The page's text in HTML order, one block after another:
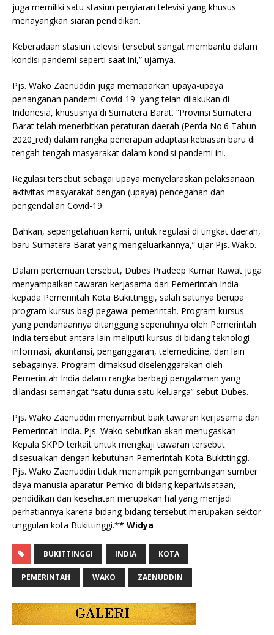
juga memiliki satu stasiun penyiaran televisi yang khusus
menayangkan siaran pendidikan.
Keberadaan stasiun televisi tersebut sangat membantu dalam
kondisi pandemi seperti saat ini,” ujarnya.
Pjs. Wako Zaenuddin juga memaparkan upaya-upaya
penanganan pandemi Covid-19 yang telah dilakukan di
Indonesia, khususnya di Sumatera Barat. “Provinsi Sumatera
Barat telah menerbitkan peraturan daerah (Perda No.6 Tahun
2020_red) dalam rangka penerapan adaptasi kebiasan baru di
tengah-tengah masyarakat dalam kondisi pandemi ini.
Regulasi tersebut sebagai upaya menyelaraskan pelaksanaan
aktivitas masyarakat dengan (upaya) pencegahan dan
pengendalian Covid-19.
Bahkan, sepengetahuan kami, untuk regulasi di tingkat daerah,
baru Sumatera Barat yang mengeluarkannya,” ujar Pjs. Wako.
Dalam pertemuan tersebut, Dubes Pradeep Kumar Rawat juga
menyampaikan tawaran kerjasama dari Pemerintah India
kepada Pemerintah Kota Bukittinggi, salah satunya berupa
program kursus bagi pegawai pemerintah. Program kursus
yang pendanaannya ditanggung sepenuhnya oleh Pemerintah
India tersebut antara lain meliputi kursus di bidang teknologi
informasi, akuntansi, penganggaran, telemedicine, dan lain
sebagainya. Program dimaksud diselenggarakan oleh
Pemerintah India dalam rangka berbagi pengalaman yang
dilandasi semangat “satu dunia satu keluarga” sebut Dubes.
Pjs. Wako Zaenuddin menyambut baik tawaran kerjasama dari
Pemerintah India. Pjs. Wako sebutkan akan menugaskan
Kepala SKPD terkait untuk mengkaji tawaran tersebut
disesuaikan dengan kebutuhan Pemerintah Kota Bukittinggi.
Pjs. Wako Zaenuddin tidak menampik pengembangan sumber
daya manusia aparatur Pemko di bidang kepariwisataan,
pendidikan dan kesehatan merupakan hal yang menjadi
perhatiannya karena bidang-bidang tersebut merupakan sektor
unggulan kota Bukittinggi.** Widya
BUKITTINGGI INDIA KOTA
PEMERINTAH WAKO ZAENUDDIN